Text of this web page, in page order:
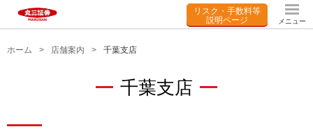
リスク・手数料等
説明ページ メニュー
ホーム 店舗案内 千葉支店
千葉支店